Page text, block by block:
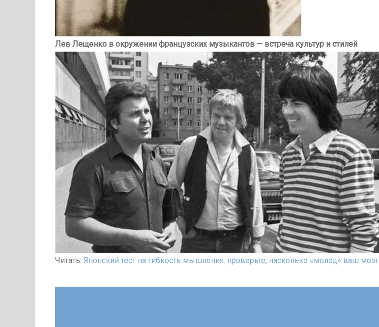
Лев Лещенко в окружении французских музыкантов — встреча культур и стилей
Читать: Японский тест на гибкость мышления: проверьте, насколько «молод» ваш мозг